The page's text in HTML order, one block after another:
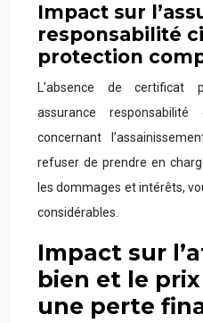
Impact sur
responsabilité
protection
L’absence de certificat
assurance
concernant
refuser de prendre en
les dommages et intérêts,
considérables.
Impact sur
bien et le
une perte